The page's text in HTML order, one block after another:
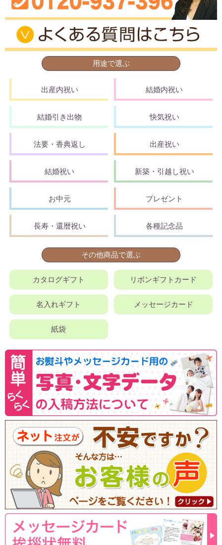
用途で選ぶ
出産内祝い 結婚内祝い
結婚引き出物 快気祝い
法要・香典返し 出産祝い
結婚祝い 新築・引越し祝い
お中元 プレゼント
長寿・還暦祝い 各種記念品
その他商品で選ぶ
カタログギフト リボンギフトカード
名入れギフト メッセージカード
紙袋